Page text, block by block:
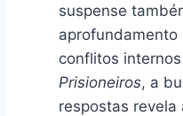
suspense
aprofundamento
conflitos
Prisioneiros, a
respostas revela